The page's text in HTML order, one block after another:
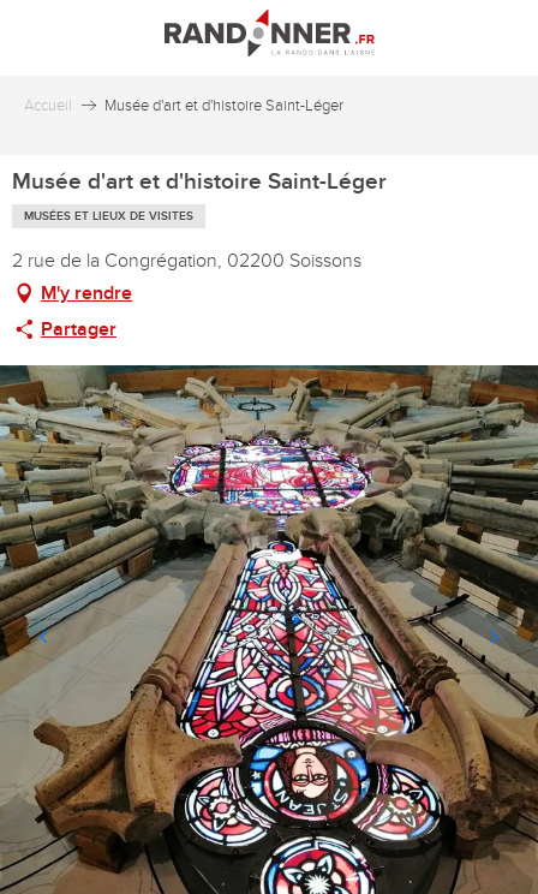
principal
Accueil Musée d'art et d'histoire Saint-Léger
Musée d'art et d'histoire Saint-Léger
MUSÉES ET LIEUX DE VISITES
2 rue de la Congrégation, 02200 Soissons
M'y rendre
Partager